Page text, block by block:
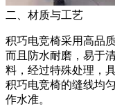
二、材质与工艺
积巧电竞椅采用高品
而且防水耐磨，易于
料，经过特殊处理，
积巧电竞椅的缝线均
作水准。